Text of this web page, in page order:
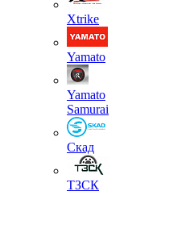
Xtrike
Yamato
Yamato
Samurai
Скад
ТЗСК